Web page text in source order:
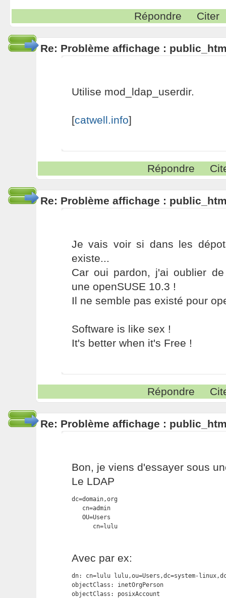
Répondre Citer
Re: Problème affichage :
Utilise mod_ldap_userdir.
[catwell.info]
Répondre
Re: Problème affichage :
Je vais voir si dans les
existe...
Car oui pardon, j'ai oublier
une openSUSE 10.3 !
Il ne semble pas existé pour
Software is like sex !
It's better when it's Free !
Répondre
Re: Problème affichage :
Bon, je viens d'essayer sous
Le LDAP
dc=domain,org
   cn=admin
   OU=Users
      cn=lulu
Avec par ex:
dn: cn=lulu lulu,ou=Users,dc=system-
objectClass: inetOrgPerson
objectClass: posixAccount